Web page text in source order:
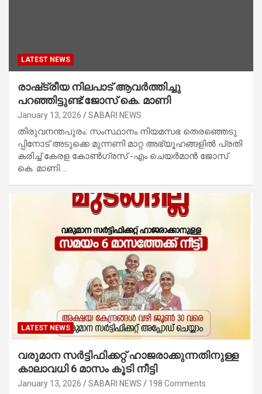
LATEST NEWS
രാഷ്‌ട്രീയ നിലപാട് ആവർത്തിച്ചു
പറഞ്ഞിട്ടുണ്ട്:ജോസ് കെ. മാണി
January 13, 2026 SABARI NEWS
തി​രു​വ​ന​ന്ത​പു​രം: സം​സ്ഥാ​നം‌ നി​യ​മ​സ​ഭ തെ​ര​ഞ്ഞെ​ടു​
പ്പി​നോ​ട് അ​ടു​ക്കെ മു​ന്ന​ണി മാ​റ്റ അ​ഭ്യൂ​ഹ​ങ്ങ​ളി​ൽ പ്ര​തി​
ക​രി​ച്ച് കേ​ര​ള കോ​ൺ​ഗ്ര​സ് -എം ​ചെ​യ​ർ​മാ​ൻ ജോ​സ്
കെ. ​മാ​ണി.…
LATEST NEWS
വരുമാന സര്‍ട്ടിഫിക്കറ്റ് ഹാജരാക്കുന്നതിനുള്ള
കാലാവധി 6 മാസം കൂടി നീട്ടി
January 13, 2026 SABARI NEWS 198 Comments